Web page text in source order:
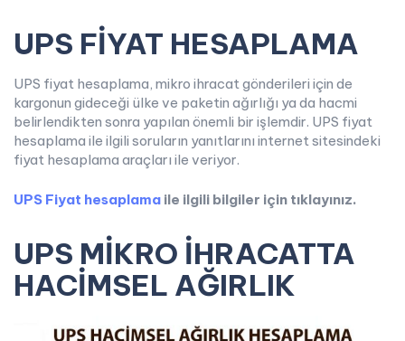
UPS FİYAT HESAPLAMA
UPS fiyat hesaplama, mikro ihracat gönderileri için de
kargonun gideceği ülke ve paketin ağırlığı ya da hacmi
belirlendikten sonra yapılan önemli bir işlemdir. UPS fiyat
hesaplama ile ilgili soruların yanıtlarını internet sitesindeki
fiyat hesaplama araçları ile veriyor.
UPS Fiyat hesaplama ile ilgili bilgiler için tıklayınız.
UPS MİKRO İHRACATTA
HACİMSEL AĞIRLIK